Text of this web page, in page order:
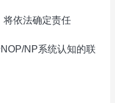
将依法确定责任
NP系统认知的联